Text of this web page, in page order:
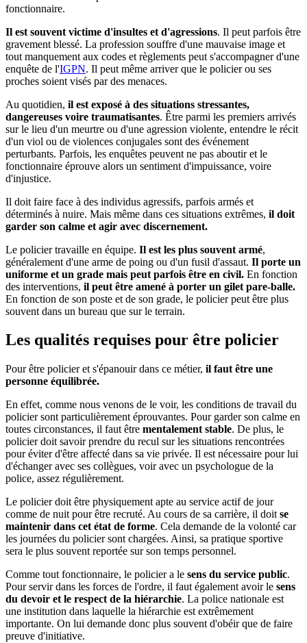
fonctionnaire.
Il est souvent victime d'insultes et d'agressions. Il peut parfois être
gravement blessé. La profession souffre d'une mauvaise image et
tout manquement aux codes et règlements peut s'accompagner d'une
enquête de l'IGPN. Il peut même arriver que le policier ou ses
proches soient visés par des menaces.
Au quotidien, il est exposé à des situations stressantes,
dangereuses voire traumatisantes. Être parmi les premiers arrivés
sur le lieu d'un meurtre ou d'une agression violente, entendre le récit
d'un viol ou de violences conjugales sont des événement
perturbants. Parfois, les enquêtes peuvent ne pas aboutir et le
fonctionnaire éprouve alors un sentiment d'impuissance, voire
d'injustice.
Il doit faire face à des individus agressifs, parfois armés et
déterminés à nuire. Mais même dans ces situations extrêmes, il doit
garder son calme et agir avec discernement.
Le policier travaille en équipe. Il est les plus souvent armé,
généralement d'une arme de poing ou d'un fusil d'assaut. Il porte un
uniforme et un grade mais peut parfois être en civil. En fonction
des interventions, il peut être amené à porter un gilet pare-balle.
En fonction de son poste et de son grade, le policier peut être plus
souvent dans un bureau que sur le terrain.
Les qualités requises pour être policier
Pour être policier et s'épanouir dans ce métier, il faut être une
personne équilibrée.
En effet, comme nous venons de le voir, les conditions de travail du
policier sont particulièrement éprouvantes. Pour garder son calme en
toutes circonstances, il faut être mentalement stable. De plus, le
policier doit savoir prendre du recul sur les situations rencontrées
pour éviter d'être affecté dans sa vie privée. Il est nécessaire pour lui
d'échanger avec ses collègues, voir avec un psychologue de la
police, assez régulièrement.
Le policier doit être physiquement apte au service actif de jour
comme de nuit pour être recruté. Au cours de sa carrière, il doit se
maintenir dans cet état de forme. Cela demande de la volonté car
les journées du policier sont chargées. Ainsi, sa pratique sportive
sera le plus souvent reportée sur son temps personnel.
Comme tout fonctionnaire, le policier a le sens du service public.
Pour servir dans les forces de l'ordre, il faut également avoir le sens
du devoir et le respect de la hiérarchie. La police nationale est
une institution dans laquelle la hiérarchie est extrêmement
importante. On lui demande donc plus souvent d'obéir que de faire
preuve d'initiative.